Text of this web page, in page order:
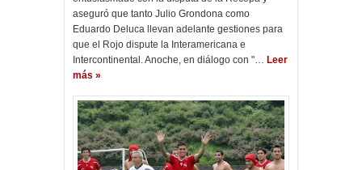
aseguró que tanto Julio Grondona como
Eduardo Deluca llevan adelante gestiones para
que el Rojo dispute la Interamericana e
Intercontinental. Anoche, en diálogo con "… Leer
más »